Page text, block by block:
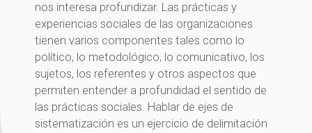
nos interesa profundizar. Las prácticas y
experiencias sociales de las organizaciones
tienen varios componentes tales como lo
político, lo metodológico, lo comunicativo, los
sujetos, los referentes y otros aspectos que
permiten entender a profundidad el sentido de
las prácticas sociales. Hablar de ejes de
sistematización es un ejercicio de delimitación